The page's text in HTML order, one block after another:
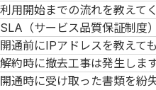
利用開始までの流れを教えてく
SLA（サービス品質保証制度
開通前にIPアドレスを教えて
解約時に撤去工事は発生しま
開通時に受け取った書類を紛